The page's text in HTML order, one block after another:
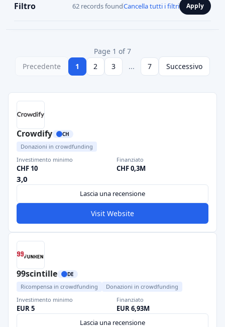
Filtro 62 records foundCancella tutti i filtri Apply
Page 1 of 7
Precedente
1 2 3 ... 7 Successivo
Crowdify CH
Donazioni in crowdfunding
Investimento minimo
CHF 10
Finanziato
CHF 0,3M
3,0
Lascia una recensione
Visit Website
99scintille DE
Ricompensa in crowdfunding
Donazioni in crowdfunding
Investimento minimo
EUR 5
Finanziato
EUR 6,93M
Lascia una recensione